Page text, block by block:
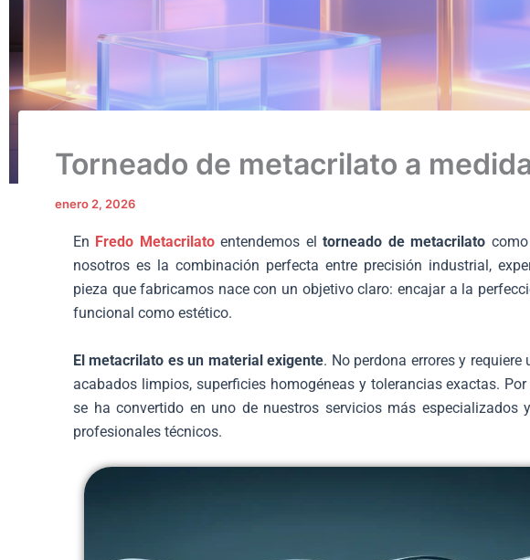
Torneado de metacrilato a
enero 2, 2026
En Fredo Metacrilatoentendemos eltorneado de metacrilato
nosotros es la combinación perfecta entre precisión industrial,
pieza que fabricamos nace con un objetivo claro: encajar a la
funcional como estético.
El metacrilato es un material exigente. No perdona errores y
acabados limpios, superficies homogéneas y tolerancias exactas.
se ha convertido en uno de nuestros servicios más especializados
profesionales técnicos.